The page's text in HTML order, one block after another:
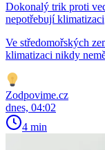
Dokonalý trik proti
nepotřebují klimatizaci
Ve středomořských
klimatizaci nikdy
Zodpovime.cz
dnes, 04:02
4 min